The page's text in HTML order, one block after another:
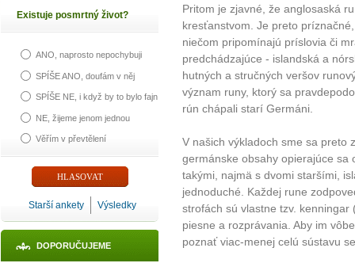
Existuje posmrtný život?
ANO, naprosto nepochybuji
SPÍŠE ANO, doufám v něj
SPÍŠE NE, i když by to bylo fajn
NE, žijeme jenom jednou
Věřím v převtělení
Starší ankety Výsledky
DOPORUČUJEME
Pritom je zjavné, že anglosaská
kresťanstvom. Je preto
niečom pripomínajú príslovia či
predchádzajúce - islandská a
hutných a stručných veršov
význam runy, ktorý sa
rún chápali starí Germáni.
V našich výkladoch sme sa preto
germánske obsahy opierajúce sa
takými, najmä s dvomi staršími,
jednoduché. Každej rune
strofách sú vlastne tzv.
piesne a rozprávania. Aby im
poznať viac-menej celú sústavu